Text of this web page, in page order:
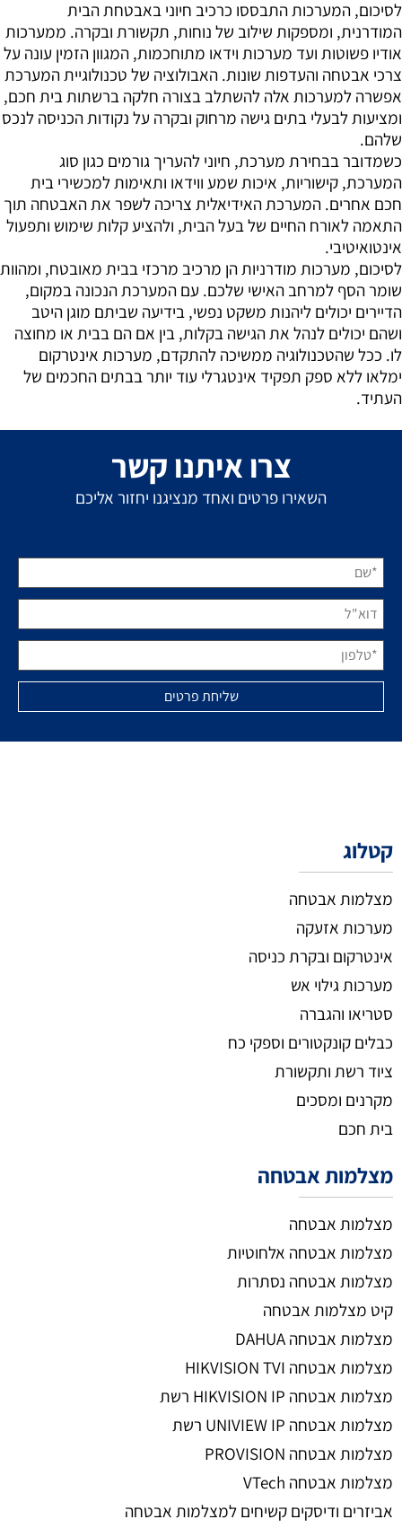
לסיכום, המערכות התבססו כרכיב חיוני באבטחת הבית
המודרנית, ומספקות שילוב של נוחות, תקשורת ובקרה. ממערכות
אודיו פשוטות ועד מערכות וידאו מתוחכמות, המגוון הזמין עונה על
צרכי אבטחה והעדפות שונות. האבולוציה של טכנולוגיית המערכת
אפשרה למערכות אלה להשתלב בצורה חלקה ברשתות בית חכם,
ומציעות לבעלי בתים גישה מרחוק ובקרה על נקודות הכניסה לנכס
שלהם.
כשמדובר בבחירת מערכת, חיוני להעריך גורמים כגון סוג
המערכת, קישוריות, איכות שמע ווידאו ותאימות למכשירי בית
חכם אחרים. המערכת האידיאלית צריכה לשפר את האבטחה תוך
התאמה לאורח החיים של בעל הבית, ולהציע קלות שימוש ותפעול
אינטואיטיבי.
לסיכום, מערכות מודרניות הן מרכיב מרכזי בבית מאובטח, ומהוות
שומר הסף למרחב האישי שלכם. עם המערכת הנכונה במקום,
הדיירים יכולים ליהנות משקט נפשי, בידיעה שביתם מוגן היטב
ושהם יכולים לנהל את הגישה בקלות, בין אם הם בבית או מחוצה
לו. ככל שהטכנולוגיה ממשיכה להתקדם, מערכות אינטרקום
ימלאו ללא ספק תפקיד אינטגרלי עוד יותר בבתים החכמים של
העתיד.
צרו איתנו קשר
השאירו פרטים ואחד מנציגנו יחזור אליכם
קטלוג
מצלמות אבטחה
מערכות אזעקה
אינטרקום ובקרת כניסה
מערכות גילוי אש
סטריאו והגברה
כבלים קונקטורים וספקי כח
ציוד רשת ותקשורת
מקרנים ומסכים
בית חכם
מצלמות אבטחה
מצלמות אבטחה
מצלמות אבטחה אלחוטיות
מצלמות אבטחה נסתרות
קיט מצלמות אבטחה
מצלמות אבטחה DAHUA
מצלמות אבטחה HIKVISION TVI
מצלמות אבטחה HIKVISION IP רשת
מצלמות אבטחה UNIVIEW IP רשת
מצלמות אבטחה PROVISION
מצלמות אבטחה VTech
אביזרים ודיסקים קשיחים למצלמות אבטחה